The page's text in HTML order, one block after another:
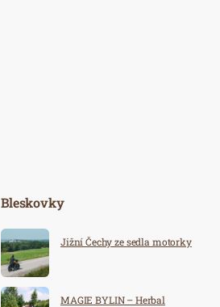
Bleskovky
Jižní Čechy ze sedla motorky
MAGIE BYLIN – Herbal